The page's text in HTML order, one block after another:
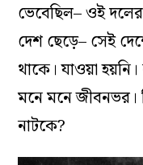
ভেবেছিল– ওই
দেশ ছেড়ে– সেই
থাকে। যাওয়া
মনে মনে জীবনভর।
নাটকে?